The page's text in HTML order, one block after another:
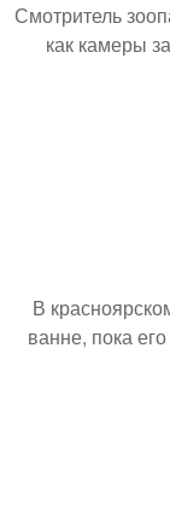
Смотритель
как камеры
В
ванне, пока